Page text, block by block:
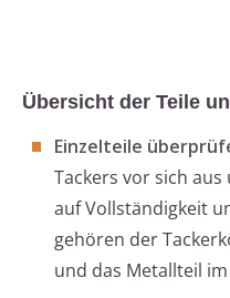
Übersicht der Teile
Einzelteile
Tackers vor sich
auf Vollständigkeit
gehören der
und das Metallteil